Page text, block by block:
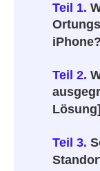
Teil 1.
iPhone?
Teil 2.
Lösung]
Teil 3.